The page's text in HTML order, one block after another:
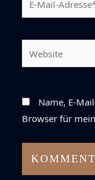
Mail-
Name, E-
Browser für